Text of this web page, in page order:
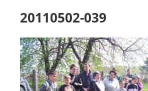
20110502-039